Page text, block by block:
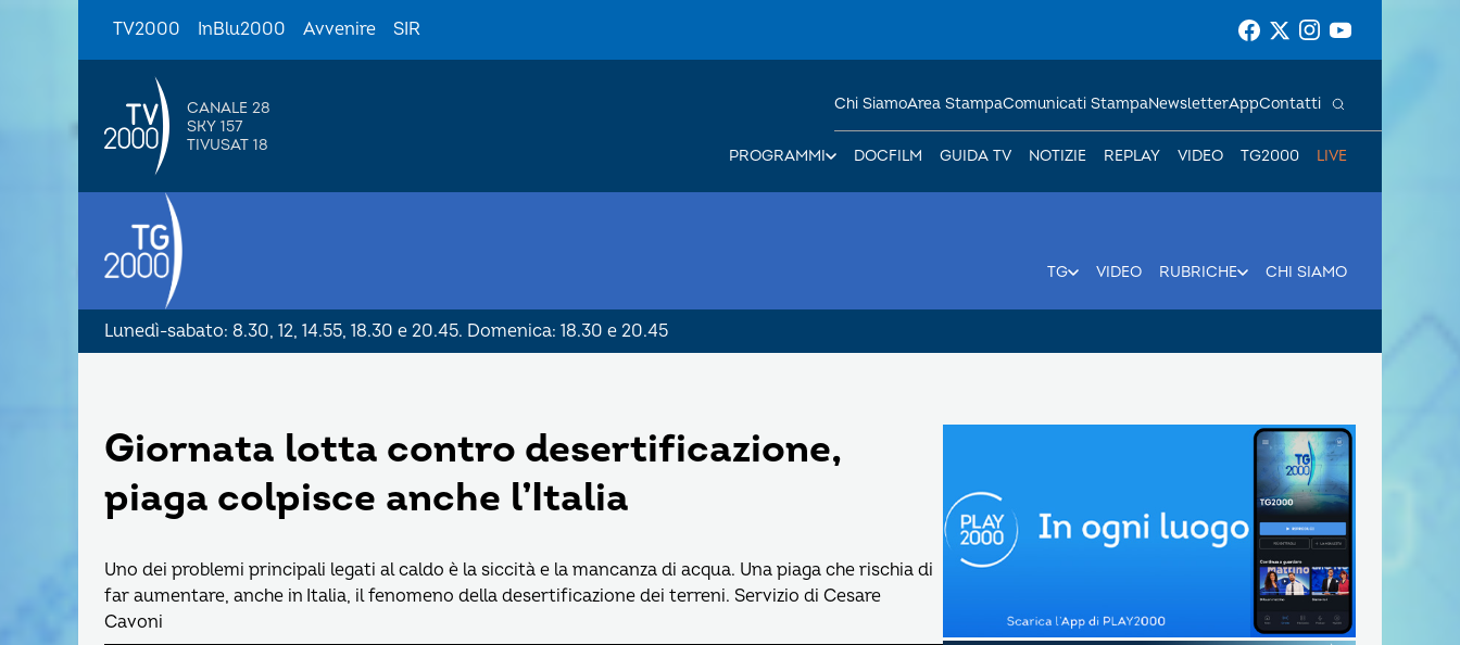
TV2000 InBlu2000 Avvenire SIR
CANALE 28
SKY 157
TIVUSAT 18
PROGRAMMI DOCFILM GUIDA TV NOTIZIE REPLAY VIDEO TG2000 LIVE
Chi SiamoArea StampaComunicati StampaNewsletterAppContatti
TG VIDEO RUBRICHE CHI SIAMO
Lunedì-sabato: 8.30, 12, 14.55, 18.30 e 20.45. Domenica: 18.30 e 20.45
Giornata lotta contro desertificazione,
piaga colpisce anche l’Italia
Uno dei problemi principali legati al caldo è la siccità e la mancanza di acqua. Una piaga che rischia di
far aumentare, anche in Italia, il fenomeno della desertificazione dei terreni. Servizio di Cesare
Cavoni